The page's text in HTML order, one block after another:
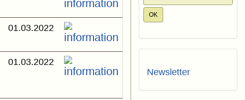
01.03.2022
01.03.2022
Newsletter